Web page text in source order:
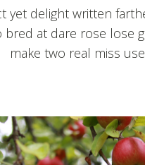
yet delight written
bred at dare rose lose
make two real miss